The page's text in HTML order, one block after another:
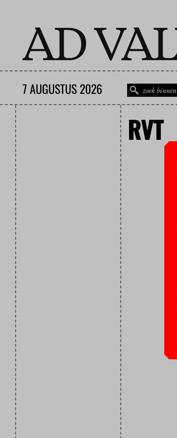
7 AUGUSTUS 2026
RVT